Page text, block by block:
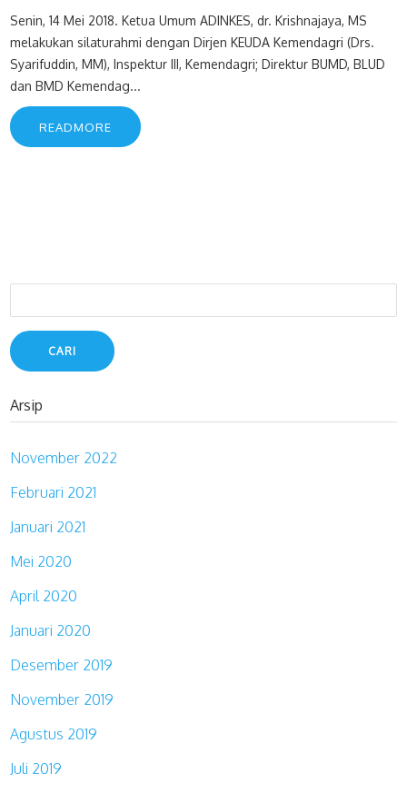
Senin, 14 Mei 2018. Ketua Umum ADINKES, dr. Krishnajaya, MS
melakukan silaturahmi dengan Dirjen KEUDA Kemendagri (Drs.
Syarifuddin, MM), Inspektur III, Kemendagri; Direktur BUMD, BLUD
dan BMD Kemendag...
READMORE
untuk:
Arsip
November 2022
Februari 2021
Januari 2021
Mei 2020
April 2020
Januari 2020
Desember 2019
November 2019
Agustus 2019
Juli 2019